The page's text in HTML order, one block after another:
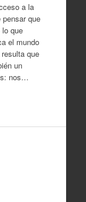
a la
que
que
el mundo
que
un
nos…